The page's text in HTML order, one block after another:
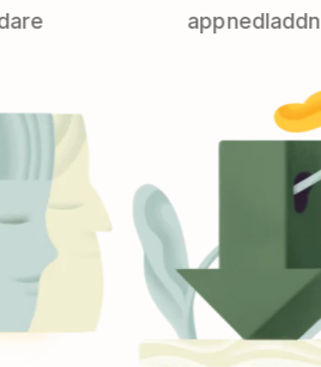
appnedladdningar